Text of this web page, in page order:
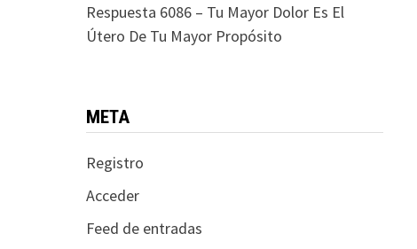
Respuesta 6086 – Tu Mayor Dolor Es El
Útero De Tu Mayor Propósito
META
Registro
Acceder
Feed de entradas